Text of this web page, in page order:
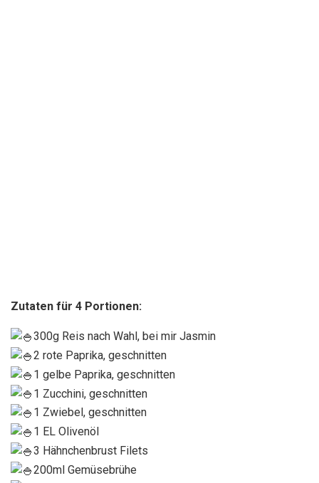
Zutaten für 4 Portionen:
300g Reis nach Wahl, bei mir Jasmin
2 rote Paprika, geschnitten
1 gelbe Paprika, geschnitten
1 Zucchini, geschnitten
1 Zwiebel, geschnitten
1 EL Olivenöl
3 Hähnchenbrust Filets
200ml Gemüsebrühe